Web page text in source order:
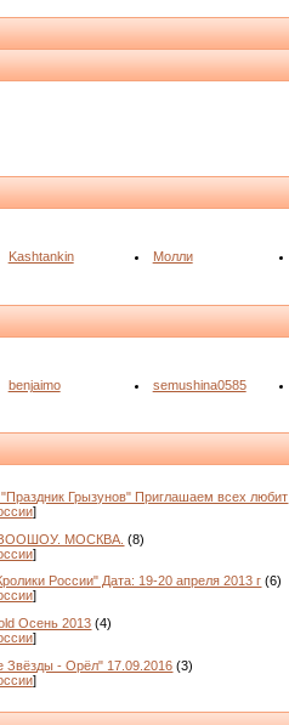
Kashtankin Молли
benjaimo semushina0585
Грызунов" Приглашаем всех любит
]
ЗООШОУ. МОСКВА. (8)
]
России" Дата: 19-20 апреля 2013 г (6)
]
Осень 2013 (4)
]
Звёзды - Орёл" 17.09.2016 (3)
]